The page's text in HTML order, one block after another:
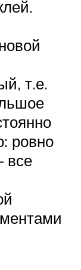
т.е.
ровно
все